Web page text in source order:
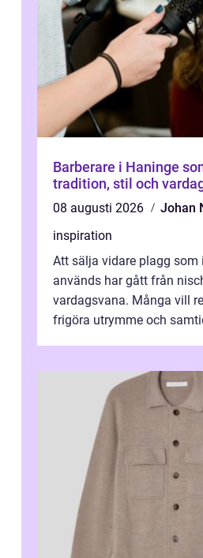
Barberare i Haninge
tradition, stil och
08 augusti 2026
Johan
inspiration
Att sälja vidare plagg som
används har gått från
vardagsvana. Många vill
frigöra utrymme och